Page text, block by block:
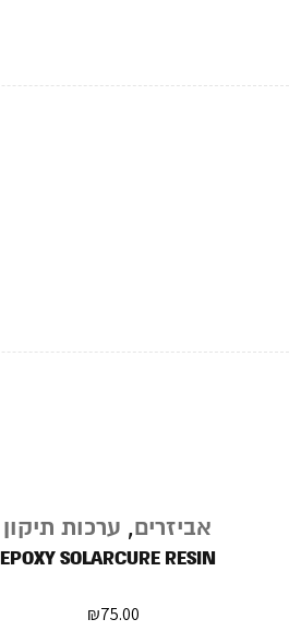
נגמר
במלאיאביזרים, ערכות תיקון
EPOXY SOLARCURE RESIN
₪75.00